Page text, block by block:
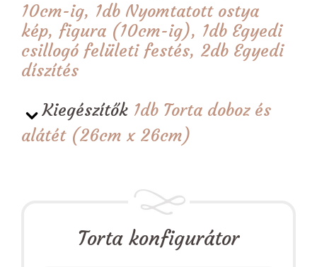
10cm-ig, 1db Nyomtatott ostya
kép, figura (10cm-ig), 1db Egyedi
csillogó felületi festés, 2db Egyedi
díszítés
Kiegészítők 1db Torta doboz és
alátét (26cm x 26cm)
Torta konfigurátor